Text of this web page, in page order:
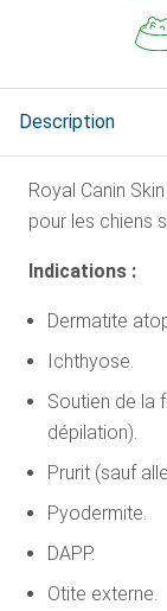
Description
Royal Canin
pour les chiens
Indications :
Dermatite
Ichthyose.
Soutien de la
dépilation).
Prurit (sauf
Pyodermite.
DAPP.
Otite externe.